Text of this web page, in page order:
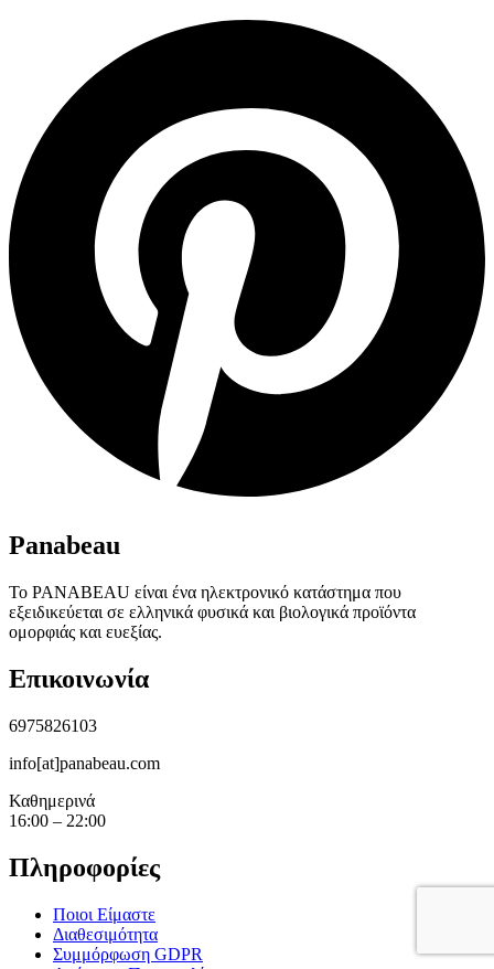
Panabeau
Το PANABEAU είναι ένα ηλεκτρονικό κατάστημα που
εξειδικεύεται σε ελληνικά φυσικά και βιολογικά προϊόντα
ομορφιάς και ευεξίας.
Επικοινωνία
6975826103
info[at]panabeau.com
Καθημερινά
16:00 – 22:00
Πληροφορίες
Ποιοι Είμαστε
Διαθεσιμότητα
Συμμόρφωση GDPR